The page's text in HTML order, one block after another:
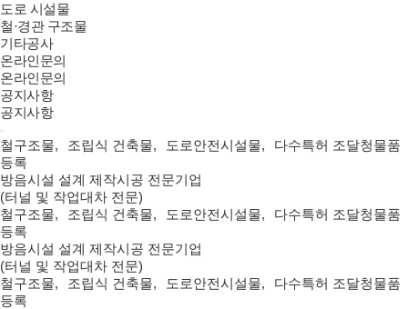
도로 시설물
철·경관 구조물
기타공사
온라인문의
온라인문의
공지사항
공지사항
철구조물, 조립식 건축물, 도로안전시설물,
다수특허 조달청물품
등록
방음시설 설계 제작시공 전문기업
(터널 및 작업대차 전문)
철구조물, 조립식 건축물, 도로안전시설물,
다수특허 조달청물품
등록
방음시설 설계 제작시공 전문기업
(터널 및 작업대차 전문)
철구조물, 조립식 건축물, 도로안전시설물,
다수특허 조달청물품
등록